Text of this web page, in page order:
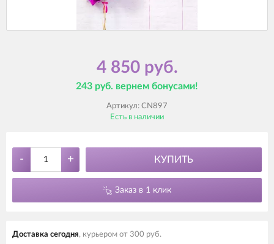
4 850 руб.
243 руб. вернем бонусами!
Артикул: CN897
Есть в наличии
- + КУПИТЬ
Заказ в 1 клик
Доставка cегодня, курьером от 300 руб.